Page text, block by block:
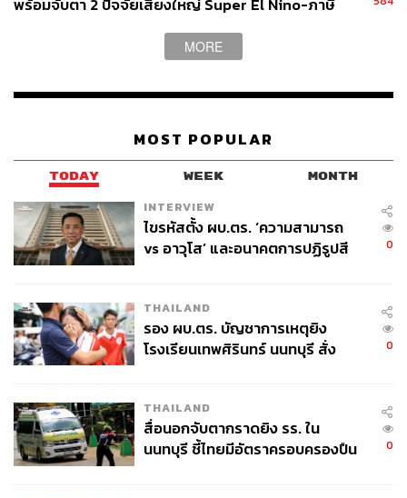
พร้อมจับตา 2 ปัจจัยเสี่ยงใหญ่ Super El Nino-ภาษี
MORE
MOST POPULAR
TODAY WEEK MONTH
INTERVIEW
ไขรหัสตั้ง ผบ.ตร. ‘ความสามารถ
vs อาวุโส’ และอนาคตการปฏิรูปสี
0
THAILAND
รอง ผบ.ตร. บัญชาการเหตุยิง
โรงเรียนเทพศิรินทร์ นนทบุรี สั่ง
0
THAILAND
สื่อนอกจับตากราดยิง รร. ใน
นนทบุรี ชี้ไทยมีอัตราครอบครองปืน
0